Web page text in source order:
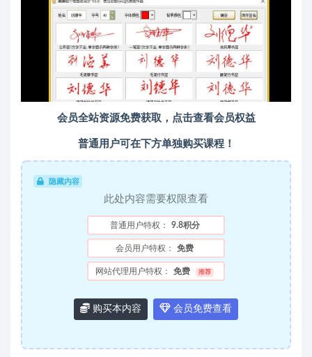
会员全站资源免费获取，点击查看会员权益
普通用户可在下方单独购买课程！
隐藏内容
此处内容需要权限查看
普通用户特权： 9.8积分
会员用户特权： 免费
网站代理用户特权： 免费 推荐
购买本内容 会员免费查看